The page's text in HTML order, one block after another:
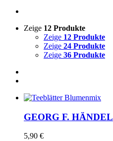
Zeige 12 Produkte
Zeige 12 Produkte
Zeige 24 Produkte
Zeige 36 Produkte
GEORG F. HÄNDEL
5,90 €